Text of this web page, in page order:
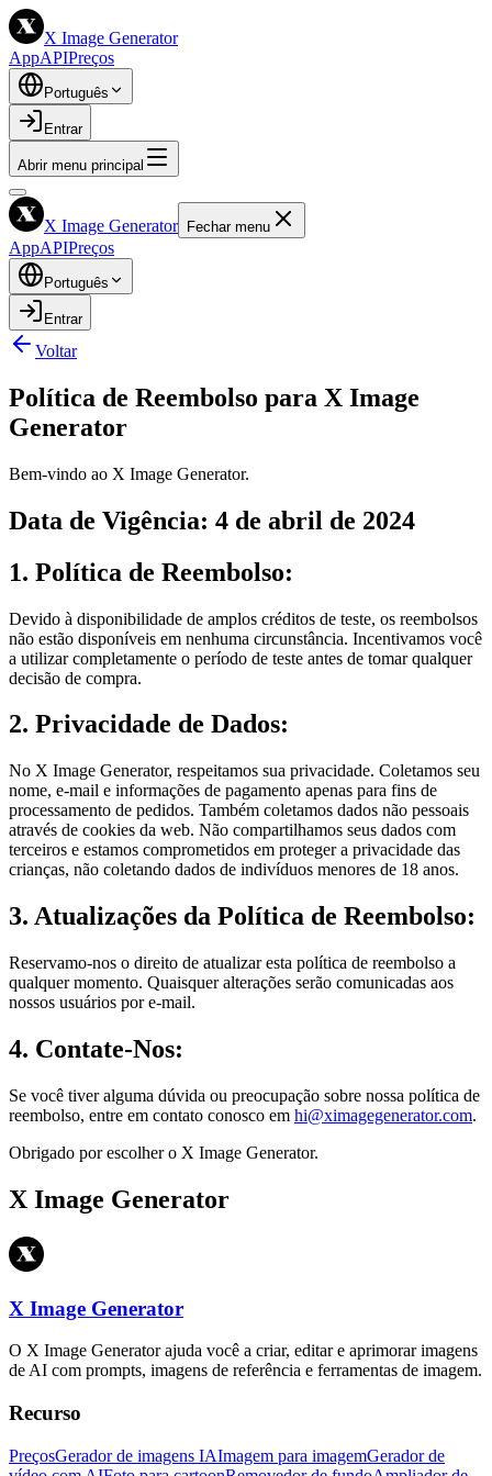
X Image Generator
AppAPIPreços
Português
Entrar
Abrir menu principal
X Image Generator Fechar menu
AppAPIPreços
Português
Entrar
Voltar
Política de Reembolso para X Image
Generator
Bem-vindo ao X Image Generator.
Data de Vigência: 4 de abril de 2024
1. Política de Reembolso:
Devido à disponibilidade de amplos créditos de teste, os reembolsos
não estão disponíveis em nenhuma circunstância. Incentivamos você
a utilizar completamente o período de teste antes de tomar qualquer
decisão de compra.
2. Privacidade de Dados:
No X Image Generator, respeitamos sua privacidade. Coletamos seu
nome, e-mail e informações de pagamento apenas para fins de
processamento de pedidos. Também coletamos dados não pessoais
através de cookies da web. Não compartilhamos seus dados com
terceiros e estamos comprometidos em proteger a privacidade das
crianças, não coletando dados de indivíduos menores de 18 anos.
3. Atualizações da Política de Reembolso:
Reservamo-nos o direito de atualizar esta política de reembolso a
qualquer momento. Quaisquer alterações serão comunicadas aos
nossos usuários por e-mail.
4. Contate-Nos:
Se você tiver alguma dúvida ou preocupação sobre nossa política de
reembolso, entre em contato conosco em hi@ximagegenerator.com.
Obrigado por escolher o X Image Generator.
X Image Generator
X Image Generator
O X Image Generator ajuda você a criar, editar e aprimorar imagens
de AI com prompts, imagens de referência e ferramentas de imagem.
Recurso
PreçosGerador de imagens IAImagem para imagemGerador de